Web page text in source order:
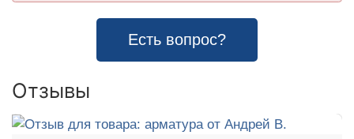
Есть вопрос?
Отзывы